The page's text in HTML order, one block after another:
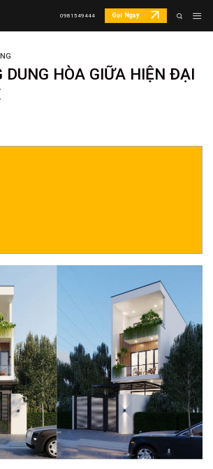
0981549444 Gọi Ngay
DUNG HÒA GIỮA HIỆN ĐẠI